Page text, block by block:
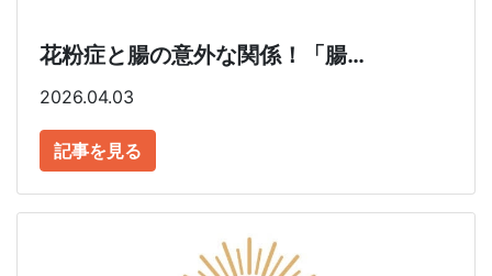
花粉症と腸の意外な関係！「腸…
2026.04.03
記事を見る